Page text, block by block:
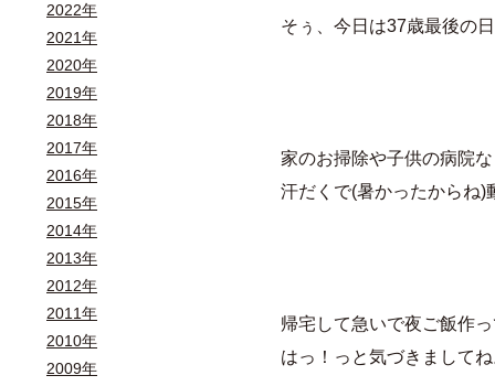
2022年
2021年
2020年
2019年
2018年
2017年
2016年
2015年
2014年
2013年
2012年
2011年
2010年
2009年
そぅ、今日は37歳最後の
家のお掃除や子供の病院
汗だくで(暑かったからね)
帰宅して急いで夜ご飯作
はっ！っと気づきまして